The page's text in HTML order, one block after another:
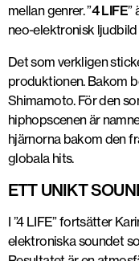
mellan genrer. ”4 LIFE”
neo-elektronisk
Det som verkligen
produktionen. Bakom
Shimamoto. För den
hiphopscenen är
hjärnorna bakom den
globala hits.
ETT UNIKT
I ”4 LIFE” fortsätter
elektroniska soundet